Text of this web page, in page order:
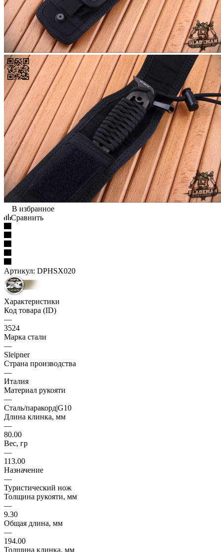
В избранное
Сравнить
Артикул: DPHSX020
Характеристики
Код товара (ID)
—
3524
Марка стали
—
Sleipner
Страна производства
—
Италия
Материал рукояти
—
Сталь/паракорд|G10
Длина клинка, мм
—
80.00
Вес, гр
—
113.00
Назначение
—
Туристический нож
Толщина рукояти, мм
—
9.30
Общая длина, мм
—
194.00
Толщина клинка, мм